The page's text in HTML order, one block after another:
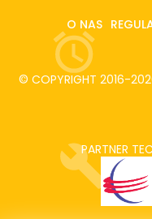
O NAS
© COPYRIGHT 2016-
PARTNER